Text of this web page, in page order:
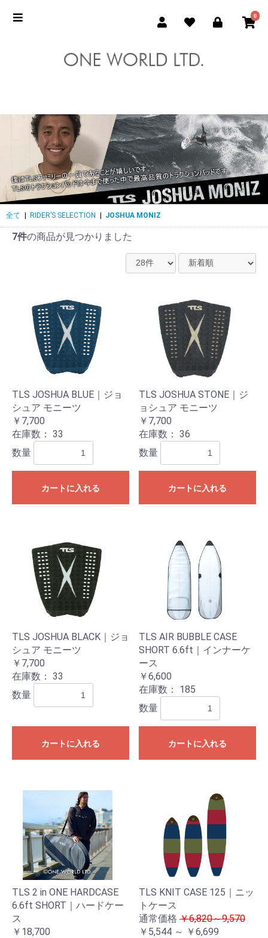
0
全て RIDER’S SELECTION JOSHUA MONIZ
7件の商品が見つかりました
TLS JOSHUA BLUE｜ジョ
シュア モニーツ
￥7,700
在庫数： 33
数量
カートに入れる
TLS JOSHUA STONE｜ジ
ョシュア モニーツ
￥7,700
在庫数： 36
数量
カートに入れる
TLS JOSHUA BLACK｜ジョ
シュア モニーツ
￥7,700
在庫数： 33
数量
カートに入れる
TLS AIR BUBBLE CASE
SHORT 6.6ft｜インナーケ
ース
￥6,600
在庫数： 185
数量
カートに入れる
TLS 2 in ONE HARDCASE
6.6ft SHORT｜ハードケー
ス
￥18,700
TLS KNIT CASE 125｜ニッ
トケース
通常価格 ￥6,820～9,570
￥5,544 ～ ￥6,699
お買い物を続ける カートへ進む